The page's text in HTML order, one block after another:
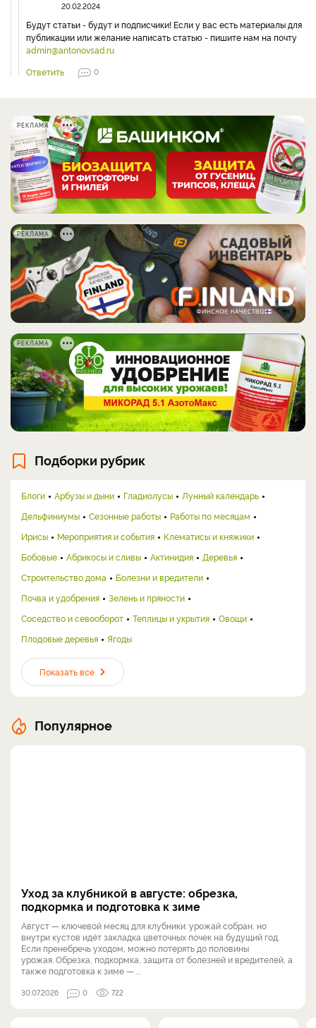
20.02.2024
Будут статьи - будут и подписчики! Если у вас есть материалы для
публикации или желание написать статью - пишите нам на почту
admin@antonovsad.ru
Ответить
0
РЕКЛАМА
РЕКЛАМА
РЕКЛАМА
Подборки рубрик
Блоги Арбузы и дыни Гладиолусы
Лунный календарь
Дельфиниумы
Сезонные работы
Работы по месяцам
Ирисы
Мероприятия и события
Клематисы и княжики
Бобовые
Абрикосы и сливы Актинидия
Деревья
Строительство дома
Болезни и вредители
Почва и удобрения
Зелень и пряности
Соседство и севооборот
Теплицы и укрытия
Овощи
Плодовые деревья
Ягоды
Показать все
Популярное
Уход за клубникой в августе: обрезка,
подкормка и подготовка к зиме
Август — ключевой месяц для клубники: урожай собран, но
внутри кустов идёт закладка цветочных почек на будущий год.
Если пренебречь уходом, можно потерять до половины
урожая. Обрезка, подкормка, защита от болезней и вредителей, а
также подготовка к зиме — ...
30.07.2026 0 722